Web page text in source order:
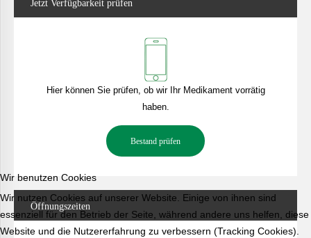
Jetzt Verfügbarkeit prüfen
Hier können Sie prüfen, ob wir Ihr Medikament vorrätig
haben.
Bestand prüfen
Öffnungszeiten
Wir benutzen Cookies
Wir nutzen Cookies auf unserer Website. Einige von ihnen sind
essenziell für den Betrieb der Seite, während andere uns helfen, diese
Website und die Nutzererfahrung zu verbessern (Tracking Cookies).